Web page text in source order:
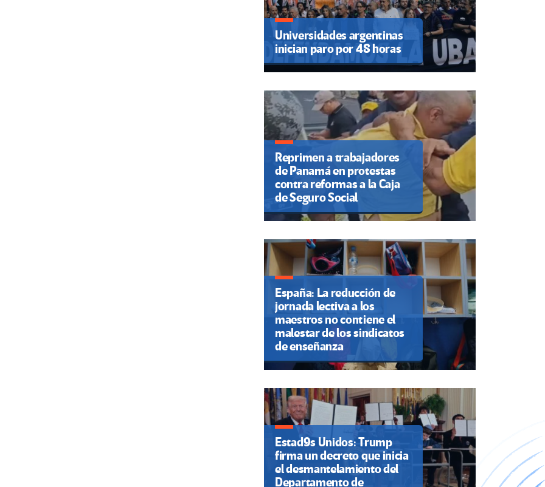
Universidades argentinas
inician paro por 48 horas
Reprimen a trabajadores
de Panamá en protestas
contra reformas a la Caja
de Seguro Social
España: La reducción de
jornada lectiva a los
maestros no contiene el
malestar de los sindicatos
de enseñanza
Estad9s Unidos: Trump
firma un decreto que inicia
el desmantelamiento del
Departamento de